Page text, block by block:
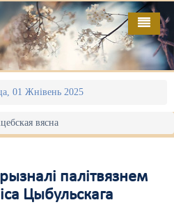
01 Жнівень 2025
вясна
палітвязнем
Цыбульскага